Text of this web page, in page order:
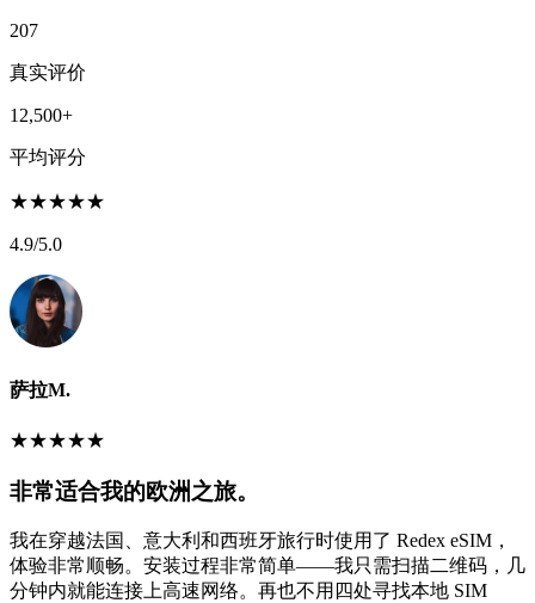
207
真实评价
12,500+
平均评分
★★★★★
4.9/5.0
萨拉M.
★★★★★
非常适合我的欧洲之旅。
我在穿越法国、意大利和西班牙旅行时使用了 Redex eSIM，
体验非常顺畅。安装过程非常简单——我只需扫描二维码，几
分钟内就能连接上高速网络。再也不用四处寻找本地 SIM